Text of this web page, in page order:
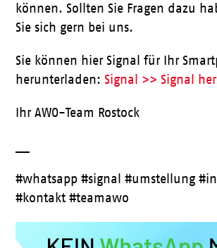
können. Sollten Sie Fragen dazu
Sie sich gern bei uns.
Sie können hier Signal für Ihr
herunterladen: Signal >> Signal
Ihr AWO-Team Rostock
#whatsapp #signal #umstellung
#kontakt #teamawo